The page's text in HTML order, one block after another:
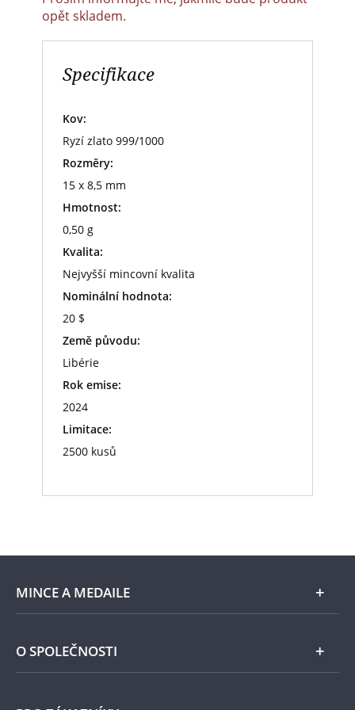
opět skladem.
Specifikace
Kov:
Ryzí zlato 999/1000
Rozměry:
15 x 8,5 mm
Hmotnost:
0,50 g
Kvalita:
Nejvyšší mincovní kvalita
Nominální hodnota:
20 $
Země původu:
Libérie
Rok emise:
2024
Limitace:
2500 kusů
MINCE A MEDAILE
E-shop
O SPOLEČNOSTI
Národní Pokladnice